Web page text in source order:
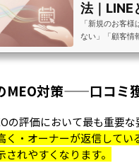
法｜LINE
てリピー
「新規のお客
ない」「顧客情
ォローができて
は、リピータ
新規を月に10
2回目・3回目
ですよね。美容
は、「情報を管
の...
MEO対策——口コミ
の評価において最も重要な
く・オーナーが返信して
されやすくなります。